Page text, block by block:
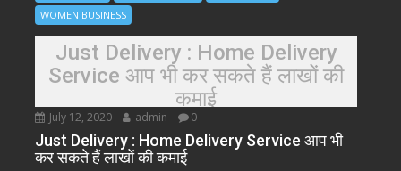
WOMEN BUSINESS
Just Delivery : Home Delivery
Service आप भी कर सकते हैं लाखों की
कमाई
July 12, 2020 admin 0
Just Delivery : Home Delivery Service आप भी
कर सकते हैं लाखों की कमाई